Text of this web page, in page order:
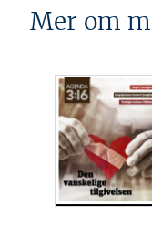
Mer om